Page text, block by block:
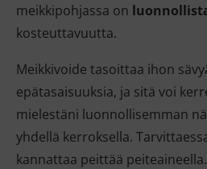
meikkipohjassa on
kosteuttavuutta.
Meikkivoide tasoittaa ihon
epätasaisuuksia, ja sitä voi
mielestäni luonnollisemman
yhdellä kerroksella.
kannattaa peittää peiteaineella.